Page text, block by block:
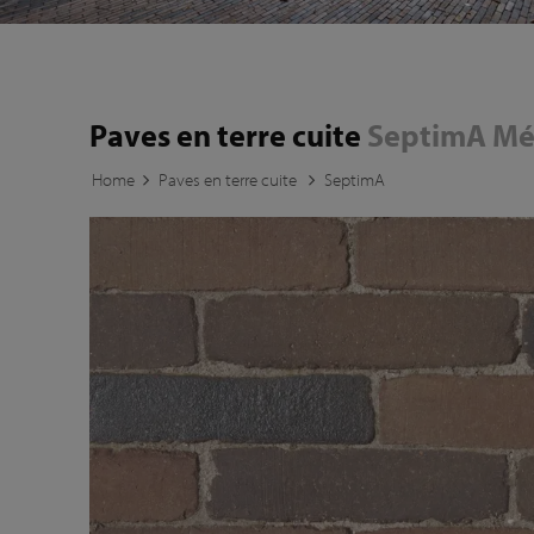
Paves en terre cuite SeptimA
Home Paves en terre cuite SeptimA